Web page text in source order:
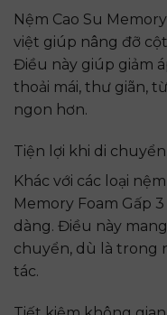
Nệm Cao Su
việt giúp nâng đỡ
Điều này giúp giảm
thoải mái, thư giãn,
ngon hơn.
Tiện lợi khi di
Khác với các loại
Memory Foam Gấp
dàng. Điều này
chuyển, dù là trong
tác.